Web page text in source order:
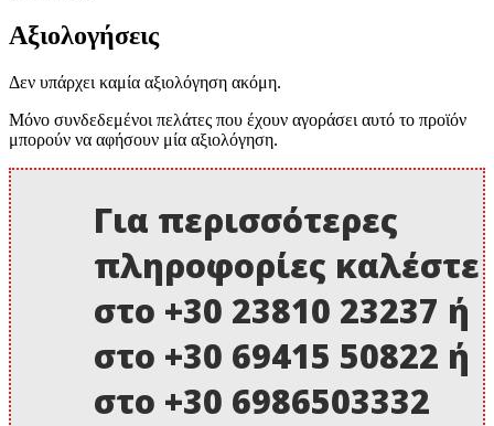
Αξιολογήσεις
Δεν υπάρχει καμία αξιολόγηση ακόμη.
Μόνο συνδεδεμένοι πελάτες που έχουν αγοράσει αυτό το προϊόν
μπορούν να αφήσουν μία αξιολόγηση.
Για περισσότερες
πληροφορίες καλέστε
στο +30 23810 23237 ή
στο +30 69415 50822 ή
στο +30 6986503332